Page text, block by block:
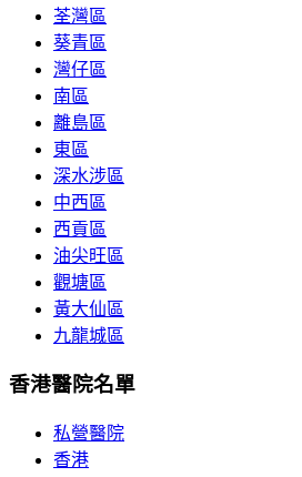
荃灣區
葵青區
灣仔區
南區
離島區
東區
深水涉區
中西區
西貢區
油尖旺區
觀塘區
黃大仙區
九龍城區
香港醫院名單
私營醫院
香港